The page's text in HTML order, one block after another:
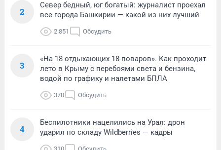
2
Север бедный, юг богатый: журналист проехал
все города Башкирии — какой из них лучший
2 851 Обсудить
3
«На 18 отдыхающих 18 поваров». Как проходит
лето в Крыму с перебоями света и бензина,
водой по графику и налетами БПЛА
378 Обсудить
4
Беспилотники нацелились на Урал: дрон
ударил по складу Wildberries — кадры